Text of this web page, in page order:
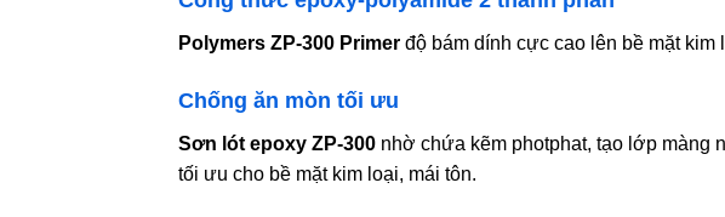
Polymers ZP-300 Primer độ bám dính cực cao lên bề mặt kim
Chống ăn mòn tối ưu
Sơn lót epoxy ZP-300 nhờ chứa kẽm photphat, tạo lớp màng
tối ưu cho bề mặt kim loại, mái tôn.